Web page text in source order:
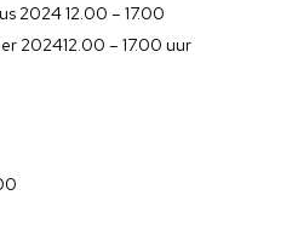
202412.00 – 17.00
202412.00 – 17.00 uur